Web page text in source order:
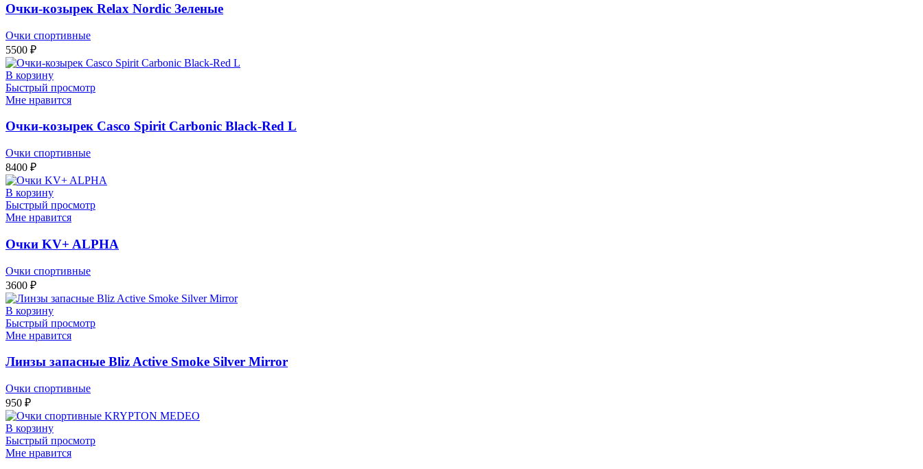
Очки-козырек Relax Nordic Зеленые
Очки спортивные
5500 ₽
В корзину
Быстрый просмотр
Мне нравится
Очки-козырек Casco Spirit Carbonic Black-Red L
Очки спортивные
8400 ₽
В корзину
Быстрый просмотр
Мне нравится
Очки KV+ ALPHA
Очки спортивные
3600 ₽
В корзину
Быстрый просмотр
Мне нравится
Линзы запасные Bliz Active Smoke Silver Mirror
Очки спортивные
950 ₽
В корзину
Быстрый просмотр
Мне нравится